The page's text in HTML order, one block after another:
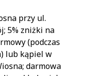
przy ul.
5% zniżki na
(podczas
lub kąpiel w
darmowa